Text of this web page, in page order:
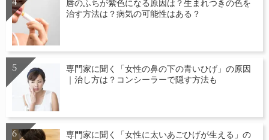
唇のふちが紫色になる原因は？生まれつきの色を
治す方法は？病気の可能性はある？
専門家に聞く「女性の鼻の下の青いひげ」の原因
｜治し方は？コンシーラーで隠す方法も
専門家に聞く「女性に太いあごひげが生える」の